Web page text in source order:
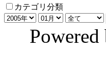
カテゴリ分類
Powered